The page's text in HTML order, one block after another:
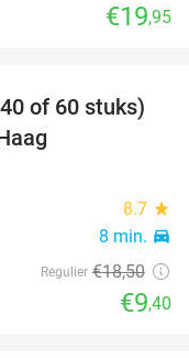
€19,95
49%
of 60 stuks)
8.7 star
8 min. directions_car
Regulier €18,50
€9,40